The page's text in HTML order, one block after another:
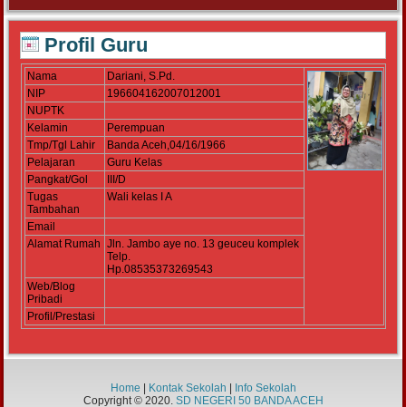
Profil Guru
Nama
Dariani, S.Pd.
NIP
196604162007012001
NUPTK
Kelamin
Perempuan
Tmp/Tgl Lahir
Banda Aceh,04/16/1966
Pelajaran
Guru Kelas
Pangkat/Gol
III/D
Tugas
Tambahan
Wali kelas I A
Email
Alamat Rumah
Jln. Jambo aye no. 13 geuceu komplek
Telp.
Hp.08535373269543
Web/Blog
Pribadi
Profil/Prestasi
Home Kontak Sekolah
Info Sekolah
Copyright © 2020. SD NEGERI 50 BANDA ACEH